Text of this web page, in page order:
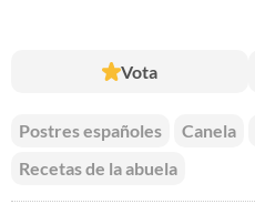
Vota
Postres españoles Canela
Recetas de la abuela